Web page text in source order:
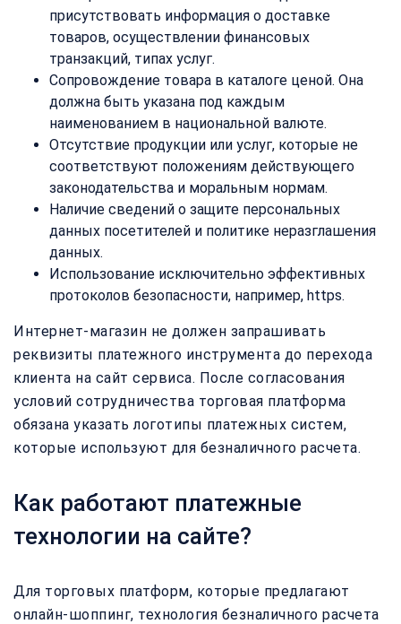
присутствовать информация о доставке
товаров, осуществлении финансовых
транзакций, типах услуг.
Сопровождение товара в каталоге ценой. Она
должна быть указана под каждым
наименованием в национальной валюте.
Отсутствие продукции или услуг, которые не
соответствуют положениям действующего
законодательства и моральным нормам.
Наличие сведений о защите персональных
данных посетителей и политике неразглашения
данных.
Использование исключительно эффективных
протоколов безопасности, например, https.
Интернет-магазин не должен запрашивать
реквизиты платежного инструмента до перехода
клиента на сайт сервиса. После согласования
условий сотрудничества торговая платформа
обязана указать логотипы платежных систем,
которые используют для безналичного расчета.
Как работают платежные
технологии на сайте?
Для торговых платформ, которые предлагают
онлайн-шоппинг, технология безналичного расчета